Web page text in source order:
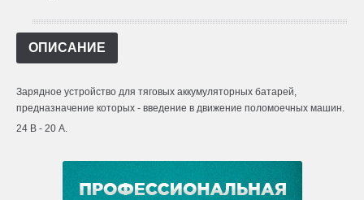
ОПИСАНИЕ
Зарядное устройство для тяговых аккумуляторных батарей,
предназначение которых - введение в движение поломоечных машин.
24 В - 20 А.